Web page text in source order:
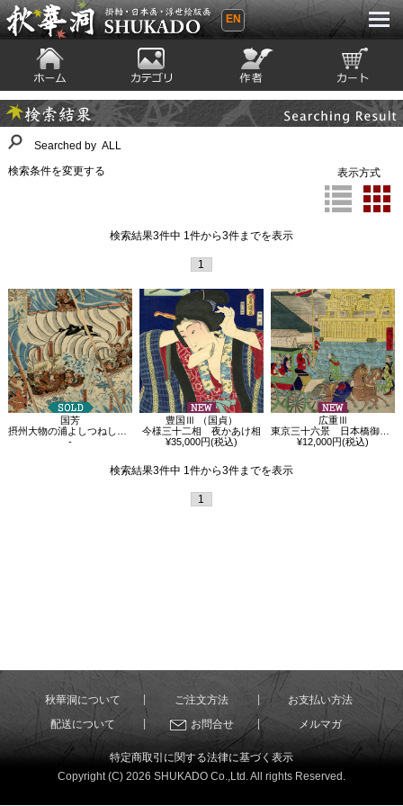
秋華洞 SHUKADO 掛軸・日本画・浮世
EN
ホーム カテゴリ 絵師 カート
検索結果
Searched by ALL
検索条件を変更する
表示方式
検索結果3件中 1件から3件までを表示
1
国芳
摂州大物の浦よしつねしうじう難風に出合いて平家のぼうれい御船を覆さんとする図
-
豊国Ⅲ （国貞）
今様三十二相 夜かあけ相
¥35,000円(税込)
広重Ⅲ
東京三十六景 日本橋御高礼
¥12,000円(税込)
検索結果3件中 1件から3件までを表示
1
秋華洞について ご注文方法
お支払い方法
配送について
お問合せ メルマガ
特定商取引に関する法律に基づく表示
Copyright (C) 2026 SHUKADO Co.,Ltd. All rights Reserved.